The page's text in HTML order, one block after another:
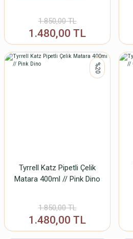
1.850,00 TL
1.480,00 TL
%20
Tyrrell Katz Pipetli Çelik
Matara 400ml // Pink Dino
1.850,00 TL
1.480,00 TL